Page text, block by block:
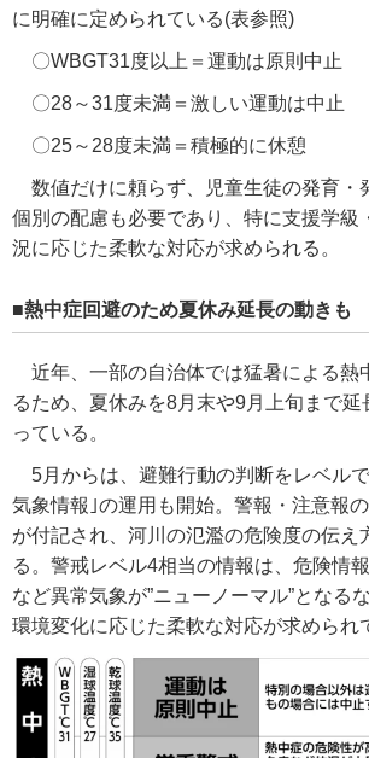
に明確に定められている(表参照)
〇WBGT31度以上＝運動は原則中止
〇28～31度未満＝激しい運動は中止
〇25～28度未満＝積極的に休憩
数値だけに頼らず、児童生徒の発育・
個別の配慮も必要であり、特に支援学級
況に応じた柔軟な対応が求められる。
■熱中症回避のため夏休み延長の動きも
近年、一部の自治体では猛暑による熱
るため、夏休みを8月末や9月上旬まで延
っている。
5月からは、避難行動の判断をレベル
気象情報｣の運用も開始。警報・注意報
が付記され、河川の氾濫の危険度の伝え
る。警戒レベル4相当の情報は、危険情
など異常気象が”ニューノーマル”となる
環境変化に応じた柔軟な対応が求められ